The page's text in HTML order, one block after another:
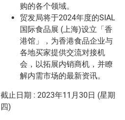
购的各个领域。
贸发局将于2024年度的SIAL
国际食品展 (上海)设立「香
港馆」，为香港食品企业与
各地买家提供交流对接机
会，以拓展内销商机，并瞭
解内需市场的最新资讯。
截止日期 : 2023年11月30日 (星期
四)